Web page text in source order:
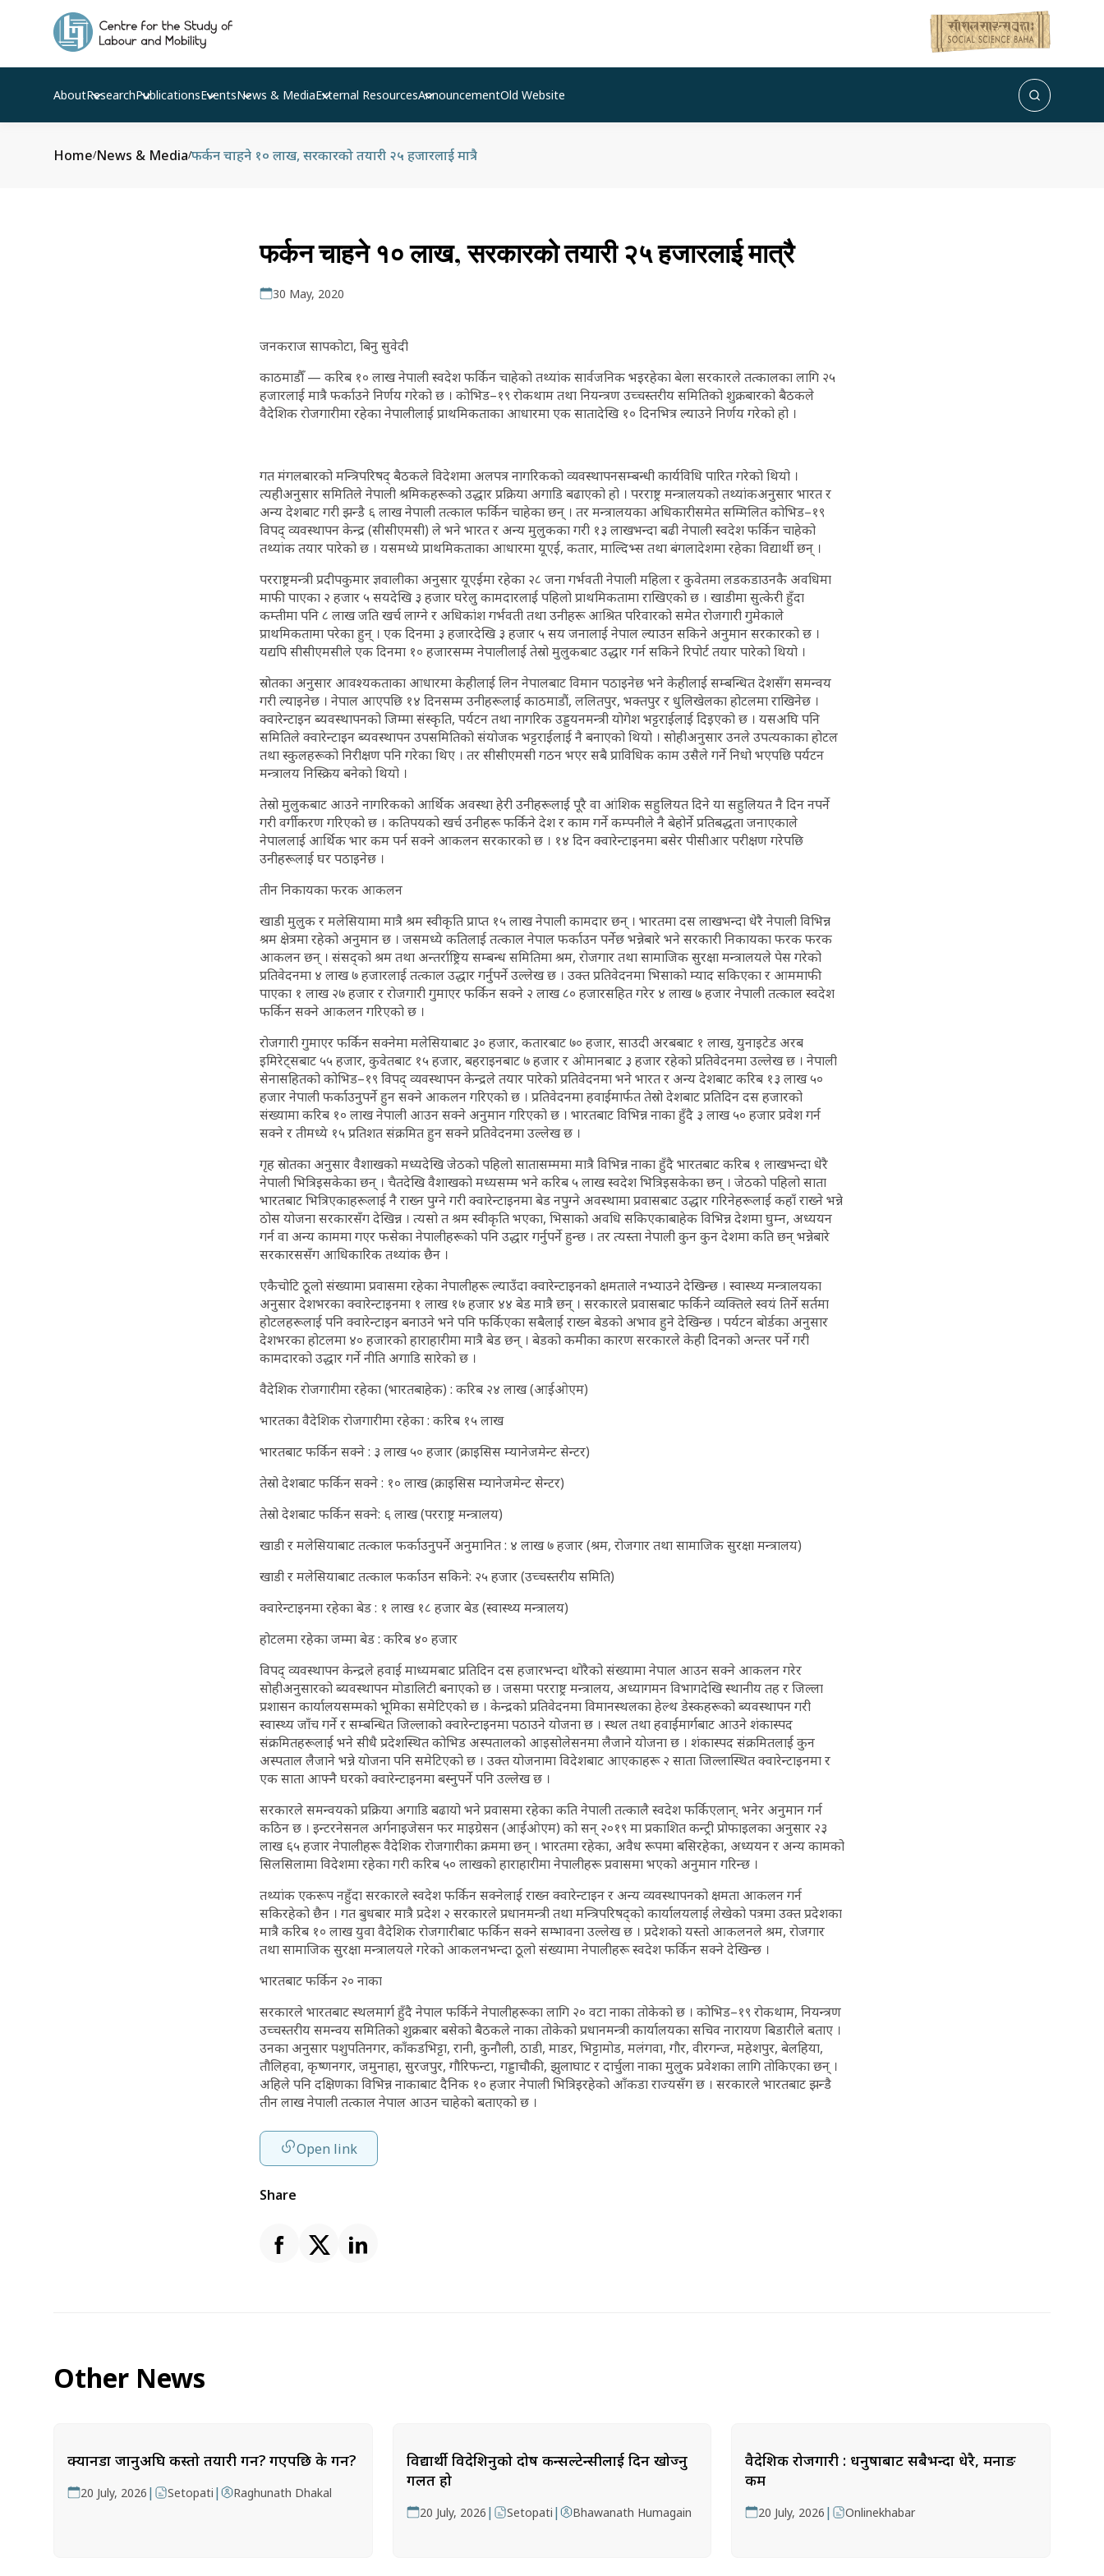
AboutResearchPublicationsEventsNews & MediaExternal ResourcesAnnouncementOld Website
Home/News & Media/फर्कन चाहने १० लाख, सरकारको तयारी २५ हजारलाई मात्रै
फर्कन चाहने १० लाख, सरकारको तयारी २५ हजारलाई मात्रै
30 May, 2020
जनकराज सापकोटा, बिनु सुवेदी
काठमाडौँ — करिब १० लाख नेपाली स्वदेश फर्किन चाहेको तथ्यांक सार्वजनिक भइरहेका बेला सरकारले तत्कालका लागि २५
हजारलाई मात्रै फर्काउने निर्णय गरेको छ । कोभिड–१९ रोकथाम तथा नियन्त्रण उच्चस्तरीय समितिको शुक्रबारको बैठकले
वैदेशिक रोजगारीमा रहेका नेपालीलाई प्राथमिकताका आधारमा एक सातादेखि १० दिनभित्र ल्याउने निर्णय गरेको हो ।
गत मंगलबारको मन्त्रिपरिषद् बैठकले विदेशमा अलपत्र नागरिकको व्यवस्थापनसम्बन्धी कार्यविधि पारित गरेको थियो ।
त्यहीअनुसार समितिले नेपाली श्रमिकहरूको उद्धार प्रक्रिया अगाडि बढाएको हो । परराष्ट्र मन्त्रालयको तथ्यांकअनुसार भारत र
अन्य देशबाट गरी झन्डै ६ लाख नेपाली तत्काल फर्किन चाहेका छन् । तर मन्त्रालयका अधिकारीसमेत सम्मिलित कोभिड–१९
विपद् व्यवस्थापन केन्द्र (सीसीएमसी) ले भने भारत र अन्य मुलुकका गरी १३ लाखभन्दा बढी नेपाली स्वदेश फर्किन चाहेको
तथ्यांक तयार पारेको छ । यसमध्ये प्राथमिकताका आधारमा यूएई, कतार, माल्दिभ्स तथा बंगलादेशमा रहेका विद्यार्थी छन् ।
परराष्ट्रमन्त्री प्रदीपकुमार ज्ञवालीका अनुसार यूएईमा रहेका २८ जना गर्भवती नेपाली महिला र कुवेतमा लडकडाउनकै अवधिमा
माफी पाएका २ हजार ५ सयदेखि ३ हजार घरेलु कामदारलाई पहिलो प्राथमिकतामा राखिएको छ । खाडीमा सुत्केरी हुँदा
कम्तीमा पनि ८ लाख जति खर्च लाग्ने र अधिकांश गर्भवती तथा उनीहरू आश्रित परिवारको समेत रोजगारी गुमेकाले
प्राथमिकतामा परेका हुन् । एक दिनमा ३ हजारदेखि ३ हजार ५ सय जनालाई नेपाल ल्याउन सकिने अनुमान सरकारको छ ।
यद्यपि सीसीएमसीले एक दिनमा १० हजारसम्म नेपालीलाई तेस्रो मुलुकबाट उद्धार गर्न सकिने रिपोर्ट तयार पारेको थियो ।
स्रोतका अनुसार आवश्यकताका आधारमा केहीलाई लिन नेपालबाट विमान पठाइनेछ भने केहीलाई सम्बन्धित देशसँग समन्वय
गरी ल्याइनेछ । नेपाल आएपछि १४ दिनसम्म उनीहरूलाई काठमाडौं, ललितपुर, भक्तपुर र धुलिखेलका होटलमा राखिनेछ ।
क्वारेन्टाइन ब्यवस्थापनको जिम्मा संस्कृति, पर्यटन तथा नागरिक उड्डयनमन्त्री योगेश भट्टराईलाई दिइएको छ । यसअघि पनि
समितिले क्वारेन्टाइन ब्यवस्थापन उपसमितिको संयोजक भट्टराईलाई नै बनाएको थियो । सोहीअनुसार उनले उपत्यकाका होटल
तथा स्कुलहरूको निरीक्षण पनि गरेका थिए । तर सीसीएमसी गठन भएर सबै प्राविधिक काम उसैले गर्ने निधो भएपछि पर्यटन
मन्त्रालय निस्क्रिय बनेको थियो ।
तेस्रो मुलुकबाट आउने नागरिकको आर्थिक अवस्था हेरी उनीहरूलाई पूरै वा आंशिक सहुलियत दिने या सहुलियत नै दिन नपर्ने
गरी वर्गीकरण गरिएको छ । कतिपयको खर्च उनीहरू फर्किने देश र काम गर्ने कम्पनीले नै बेहोर्ने प्रतिबद्धता जनाएकाले
नेपाललाई आर्थिक भार कम पर्न सक्ने आकलन सरकारको छ । १४ दिन क्वारेन्टाइनमा बसेर पीसीआर परीक्षण गरेपछि
उनीहरूलाई घर पठाइनेछ ।
तीन निकायका फरक आकलन
खाडी मुलुक र मलेसियामा मात्रै श्रम स्वीकृति प्राप्त १५ लाख नेपाली कामदार छन् । भारतमा दस लाखभन्दा धेरै नेपाली विभिन्न
श्रम क्षेत्रमा रहेको अनुमान छ । जसमध्ये कतिलाई तत्काल नेपाल फर्काउन पर्नेछ भन्नेबारे भने सरकारी निकायका फरक फरक
आकलन छन् । संसद्को श्रम तथा अन्तर्राष्ट्रिय सम्बन्ध समितिमा श्रम, रोजगार तथा सामाजिक सुरक्षा मन्त्रालयले पेस गरेको
प्रतिवेदनमा ४ लाख ७ हजारलाई तत्काल उद्धार गर्नुपर्ने उल्लेख छ । उक्त प्रतिवेदनमा भिसाको म्याद सकिएका र आममाफी
पाएका १ लाख २७ हजार र रोजगारी गुमाएर फर्किन सक्ने २ लाख ८० हजारसहित गरेर ४ लाख ७ हजार नेपाली तत्काल स्वदेश
फर्किन सक्ने आकलन गरिएको छ ।
रोजगारी गुमाएर फर्किन सक्नेमा मलेसियाबाट ३० हजार, कतारबाट ७० हजार, साउदी अरबबाट १ लाख, युनाइटेड अरब
इमिरेट्सबाट ५५ हजार, कुवेतबाट १५ हजार, बहराइनबाट ७ हजार र ओमानबाट ३ हजार रहेको प्रतिवेदनमा उल्लेख छ । नेपाली
सेनासहितको कोभिड–१९ विपद् व्यवस्थापन केन्द्रले तयार पारेको प्रतिवेदनमा भने भारत र अन्य देशबाट करिब १३ लाख ५०
हजार नेपाली फर्काउनुपर्ने हुन सक्ने आकलन गरिएको छ । प्रतिवेदनमा हवाईमार्फत तेस्रो देशबाट प्रतिदिन दस हजारको
संख्यामा करिब १० लाख नेपाली आउन सक्ने अनुमान गरिएको छ । भारतबाट विभिन्न नाका हुँदै ३ लाख ५० हजार प्रवेश गर्न
सक्ने र तीमध्ये १५ प्रतिशत संक्रमित हुन सक्ने प्रतिवेदनमा उल्लेख छ ।
गृह स्रोतका अनुसार वैशाखको मध्यदेखि जेठको पहिलो सातासम्ममा मात्रै विभिन्न नाका हुँदै भारतबाट करिब १ लाखभन्दा धेरै
नेपाली भित्रिइसकेका छन् । चैतदेखि वैशाखको मध्यसम्म भने करिब ५ लाख स्वदेश भित्रिइसकेका छन् । जेठको पहिलो साता
भारतबाट भित्रिएकाहरूलाई नै राख्न पुग्ने गरी क्वारेन्टाइनमा बेड नपुग्ने अवस्थामा प्रवासबाट उद्धार गरिनेहरूलाई कहाँ राख्ने भन्ने
ठोस योजना सरकारसँग देखिन्न । त्यसो त श्रम स्वीकृति भएका, भिसाको अवधि सकिएकाबाहेक विभिन्न देशमा घुम्न, अध्ययन
गर्न वा अन्य काममा गएर फसेका नेपालीहरूको पनि उद्धार गर्नुपर्ने हुन्छ । तर त्यस्ता नेपाली कुन कुन देशमा कति छन् भन्नेबारे
सरकारससँग आधिकारिक तथ्यांक छैन ।
एकैचोटि ठूलो संख्यामा प्रवासमा रहेका नेपालीहरू ल्याउँदा क्वारेन्टाइनको क्षमताले नभ्याउने देखिन्छ । स्वास्थ्य मन्त्रालयका
अनुसार देशभरका क्वारेन्टाइनमा १ लाख १७ हजार ४४ बेड मात्रै छन् । सरकारले प्रवासबाट फर्किने व्यक्तिले स्वयं तिर्ने सर्तमा
होटलहरूलाई पनि क्वारेन्टाइन बनाउने भने पनि फर्किएका सबैलाई राख्न बेडको अभाव हुने देखिन्छ । पर्यटन बोर्डका अनुसार
देशभरका होटलमा ४० हजारको हाराहारीमा मात्रै बेड छन् । बेडको कमीका कारण सरकारले केही दिनको अन्तर पर्ने गरी
कामदारको उद्धार गर्ने नीति अगाडि सारेको छ ।
वैदेशिक रोजगारीमा रहेका (भारतबाहेक) : करिब २४ लाख (आईओएम)
भारतका वैदेशिक रोजगारीमा रहेका : करिब १५ लाख
भारतबाट फर्किन सक्ने : ३ लाख ५० हजार (क्राइसिस म्यानेजमेन्ट सेन्टर)
तेस्रो देशबाट फर्किन सक्ने : १० लाख (क्राइसिस म्यानेजमेन्ट सेन्टर)
तेस्रो देशबाट फर्किन सक्ने: ६ लाख (परराष्ट्र मन्त्रालय)
खाडी र मलेसियाबाट तत्काल फर्काउनुपर्ने अनुमानित : ४ लाख ७ हजार (श्रम, रोजगार तथा सामाजिक सुरक्षा मन्त्रालय)
खाडी र मलेसियाबाट तत्काल फर्काउन सकिने: २५ हजार (उच्चस्तरीय समिति)
क्वारेन्टाइनमा रहेका बेड : १ लाख १८ हजार बेड (स्वास्थ्य मन्त्रालय)
होटलमा रहेका जम्मा बेड : करिब ४० हजार
विपद् व्यवस्थापन केन्द्रले हवाई माध्यमबाट प्रतिदिन दस हजारभन्दा थोरैको संख्यामा नेपाल आउन सक्ने आकलन गरेर
सोहीअनुसारको ब्यवस्थापन मोडालिटी बनाएको छ । जसमा परराष्ट्र मन्त्रालय, अध्यागमन विभागदेखि स्थानीय तह र जिल्ला
प्रशासन कार्यालयसम्मको भूमिका समेटिएको छ । केन्द्रको प्रतिवेदनमा विमानस्थलका हेल्थ डेस्कहरूको ब्यवस्थापन गरी
स्वास्थ्य जाँच गर्ने र सम्बन्धित जिल्लाको क्वारेन्टाइनमा पठाउने योजना छ । स्थल तथा हवाईमार्गबाट आउने शंकास्पद
संक्रमितहरूलाई भने सीधै प्रदेशस्थित कोभिड अस्पतालको आइसोलेसनमा लैजाने योजना छ । शंकास्पद संक्रमितलाई कुन
अस्पताल लैजाने भन्ने योजना पनि समेटिएको छ । उक्त योजनामा विदेशबाट आएकाहरू २ साता जिल्लास्थित क्वारेन्टाइनमा र
एक साता आफ्नै घरको क्वारेन्टाइनमा बस्नुपर्ने पनि उल्लेख छ ।
सरकारले समन्वयको प्रक्रिया अगाडि बढायो भने प्रवासमा रहेका कति नेपाली तत्कालै स्वदेश फर्किएलान्. भनेर अनुमान गर्न
कठिन छ । इन्टरनेसनल अर्गनाइजेसन फर माइग्रेसन (आईओएम) को सन् २०१९ मा प्रकाशित कन्ट्री प्रोफाइलका अनुसार २३
लाख ६५ हजार नेपालीहरू वैदेशिक रोजगारीका क्रममा छन् । भारतमा रहेका, अवैध रूपमा बसिरहेका, अध्ययन र अन्य कामको
सिलसिलामा विदेशमा रहेका गरी करिब ५० लाखको हाराहारीमा नेपालीहरू प्रवासमा भएको अनुमान गरिन्छ ।
तथ्यांक एकरूप नहुँदा सरकारले स्वदेश फर्किन सक्नेलाई राख्न क्वारेन्टाइन र अन्य व्यवस्थापनको क्षमता आकलन गर्न
सकिरहेको छैन । गत बुधबार मात्रै प्रदेश २ सरकारले प्रधानमन्त्री तथा मन्त्रिपरिषद्को कार्यालयलाई लेखेको पत्रमा उक्त प्रदेशका
मात्रै करिब १० लाख युवा वैदेशिक रोजगारीबाट फर्किन सक्ने सम्भावना उल्लेख छ । प्रदेशको यस्तो आकलनले श्रम, रोजगार
तथा सामाजिक सुरक्षा मन्त्रालयले गरेको आकलनभन्दा ठूलो संख्यामा नेपालीहरू स्वदेश फर्किन सक्ने देखिन्छ ।
भारतबाट फर्किन २० नाका
सरकारले भारतबाट स्थलमार्ग हुँदै नेपाल फर्किने नेपालीहरूका लागि २० वटा नाका तोकेको छ । कोभिड–१९ रोकथाम, नियन्त्रण
उच्चस्तरीय समन्वय समितिको शुक्रबार बसेको बैठकले नाका तोकेको प्रधानमन्त्री कार्यालयका सचिव नारायण बिडारीले बताए ।
उनका अनुसार पशुपतिनगर, काँकडभिट्टा, रानी, कुनौली, ठाडी, माडर, भिट्टामोड, मलंगवा, गौर, वीरगन्ज, महेशपुर, बेलहिया,
तौलिहवा, कृष्णनगर, जमुनाहा, सुरजपुर, गौरिफन्टा, गड्डाचौकी, झुलाघाट र दार्चुला नाका मुलुक प्रवेशका लागि तोकिएका छन् ।
अहिले पनि दक्षिणका विभिन्न नाकाबाट दैनिक १० हजार नेपाली भित्रिइरहेको आँकडा राज्यसँग छ । सरकारले भारतबाट झन्डै
तीन लाख नेपाली तत्काल नेपाल आउन चाहेको बताएको छ ।
Open link
Share
Other News
क्यानडा जानुअघि कस्तो तयारी गर्ने? गएपछि के गर्ने?
20 July, 2026 | Setopati | Raghunath Dhakal
विद्यार्थी विदेशिनुको दोष कन्सल्टेन्सीलाई दिन खोज्नु
गलत हो
20 July, 2026 | Setopati | Bhawanath Humagain
वैदेशिक रोजगारी : धनुषाबाट सबैभन्दा धेरै, मनाङ
कम
20 July, 2026 | Onlinekhabar